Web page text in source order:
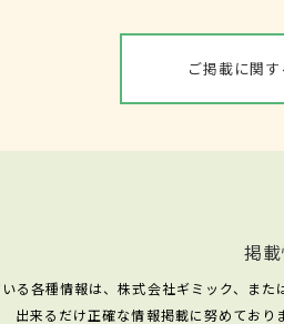
ご掲載に関
掲
る各種情報は、株式会社ギミック、また
出来るだけ正確な情報掲載に努めており